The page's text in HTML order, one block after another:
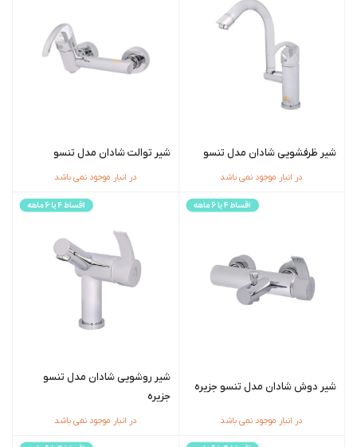
شیر ظرفشویی شادان مدل تنسو
در انبار موجود نمی باشد
شیر توالت شادان مدل تنسو
در انبار موجود نمی باشد
شیر دوش شادان مدل تنسو جزیره
در انبار موجود نمی باشد
شیر روشویی شادان مدل تنسو
جزیره
در انبار موجود نمی باشد